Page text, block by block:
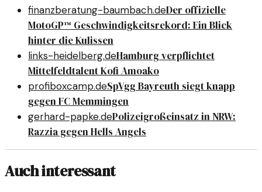
finanzberatung-baumbach.deDer offizielle
MotoGP™ Geschwindigkeitsrekord: Ein Blick
hinter die Kulissen
links-heidelberg.deHamburg verpflichtet
Mittelfeldtalent Kofi Amoako
profiboxcamp.deSpVgg Bayreuth siegt knapp
gegen FC Memmingen
gerhard-papke.dePolizeigroßeinsatz in NRW:
Razzia gegen Hells Angels
Auch interessant